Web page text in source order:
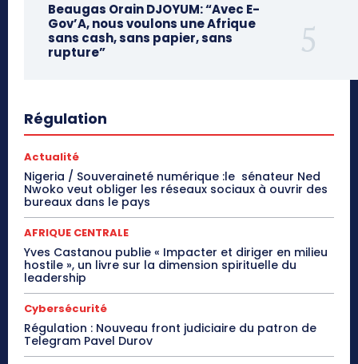
Beaugas Orain DJOYUM: “Avec E-
Gov’A, nous voulons une Afrique
sans cash, sans papier, sans
rupture”
Régulation
Actualité
Nigeria / Souveraineté numérique :le sénateur Ned
Nwoko veut obliger les réseaux sociaux à ouvrir des
bureaux dans le pays
AFRIQUE CENTRALE
Yves Castanou publie « Impacter et diriger en milieu
hostile », un livre sur la dimension spirituelle du
leadership
Cybersécurité
Régulation : Nouveau front judiciaire du patron de
Telegram Pavel Durov